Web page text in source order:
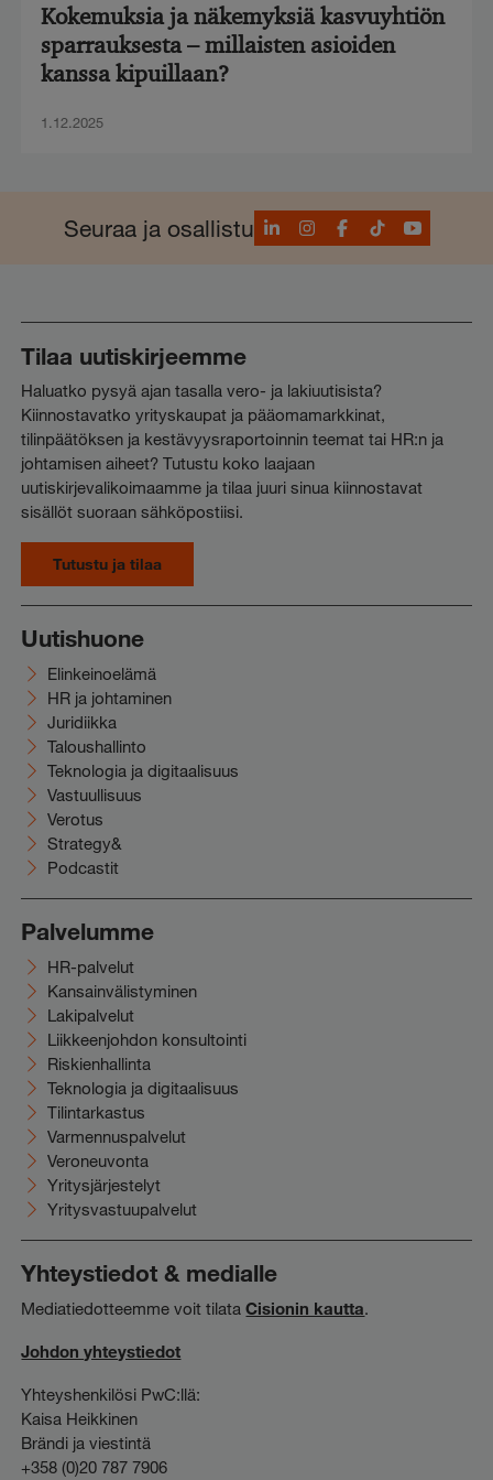
Kokemuksia ja näkemyksiä kasvuyhtiön
sparrauksesta – millaisten asioiden
kanssa kipuillaan?
1.12.2025
Seuraa ja osallistuLinkedInInstagram
Facebook
TikTokYouTube
Tilaa uutiskirjeemme
Haluatko pysyä ajan tasalla vero- ja lakiuutisista?
Kiinnostavatko yrityskaupat ja pääomamarkkinat,
tilinpäätöksen ja kestävyysraportoinnin teemat tai HR:n ja
johtamisen aiheet? Tutustu koko laajaan
uutiskirjevalikoimaamme ja tilaa juuri sinua kiinnostavat
sisällöt suoraan sähköpostiisi.
Tutustu ja tilaa
Uutishuone
Elinkeinoelämä
HR ja johtaminen
Juridiikka
Taloushallinto
Teknologia ja digitaalisuus
Vastuullisuus
Verotus
Strategy&
Podcastit
Palvelumme
HR-palvelut
Kansainvälistyminen
Lakipalvelut
Liikkeenjohdon konsultointi
Riskienhallinta
Teknologia ja digitaalisuus
Tilintarkastus
Varmennuspalvelut
Veroneuvonta
Yritysjärjestelyt
Yritysvastuupalvelut
Yhteystiedot & medialle
Mediatiedotteemme voit tilataCisionin kautta.
Johdon yhteystiedot
Yhteyshenkilösi PwC:llä:
Kaisa Heikkinen
Brändi ja viestintä
+358 (0)20 787 7906